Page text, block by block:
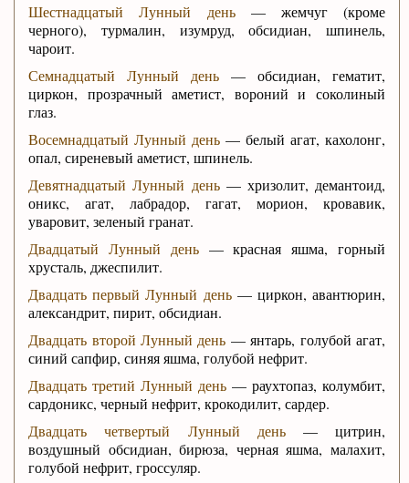
Шестнадцатый Лунный день— жемчуг (кроме
черного), турмалин, изумруд, обсидиан, шпинель,
чароит.
Семнадцатый Лунный день — обсидиан, гематит,
циркон, прозрачный аметист, вороний и соколиный
глаз.
Восемнадцатый Лунный день — белый агат, кахолонг,
опал, сиреневый аметист, шпинель.
Девятнадцатый Лунный день— хризолит, демантоид,
оникс, агат, лабрадор, гагат, морион, кровавик,
уваровит, зеленый гранат.
Двадцатый Лунный день— красная яшма, горный
хрусталь, джеспилит.
Двадцать первый Лунный день— циркон, авантюрин,
александрит, пирит, обсидиан.
Двадцать второй Лунный день — янтарь, голубой агат,
синий сапфир, синяя яшма, голубой нефрит.
Двадцать третий Лунный день — раухтопаз, колумбит,
сардоникс, черный нефрит, крокодилит, сардер.
Двадцать четвертый Лунный день— цитрин,
воздушный обсидиан, бирюза, черная яшма, малахит,
голубой нефрит, гроссуляр.